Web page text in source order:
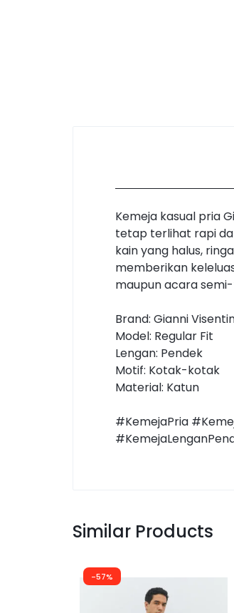
Kemeja kasual pria
tetap terlihat rapi
kain yang halus,
memberikan
maupun acara
Brand: Gianni
Model: Regular Fit
Lengan: Pendek
Motif: Kotak-kotak
Material: Katun
#KemejaPria
Similar Products
-57%